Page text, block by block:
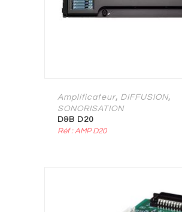
Amplificateur, DIFFUSION,
SONORISATION
D&B D20
Réf : AMP D20